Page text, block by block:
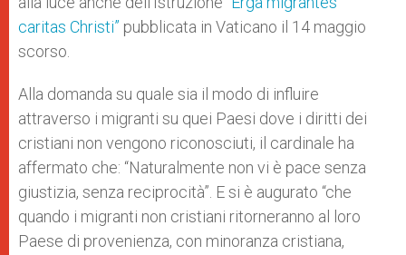
caritas Christi” pubblicata in Vaticano il 14 maggio
scorso.
Alla domanda su quale sia il modo di influire
attraverso i migranti su quei Paesi dove i diritti dei
cristiani non vengono riconosciuti, il cardinale ha
affermato che: “Naturalmente non vi è pace senza
giustizia, senza reciprocità”. E si è augurato “che
quando i migranti non cristiani ritorneranno al loro
Paese di provenienza, con minoranza cristiana,